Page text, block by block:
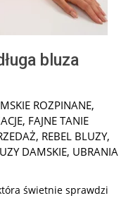
bluza
ROZPINANE,
, FAJNE TANIE
, REBEL BLUZY,
DAMSKIE, UBRANIA
świetnie sprawdzi